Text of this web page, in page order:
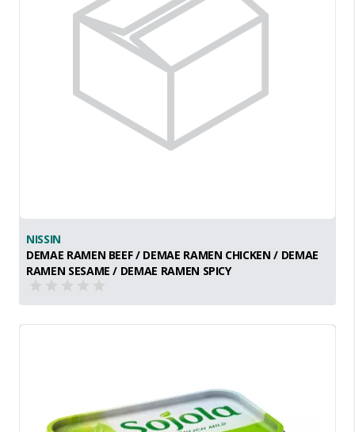
NISSIN
DEMAE RAMEN BEEF / DEMAE RAMEN CHICKEN / DEMAE
RAMEN SESAME / DEMAE RAMEN SPICY